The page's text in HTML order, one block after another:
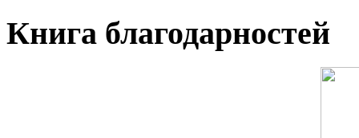
Книга благодарностей